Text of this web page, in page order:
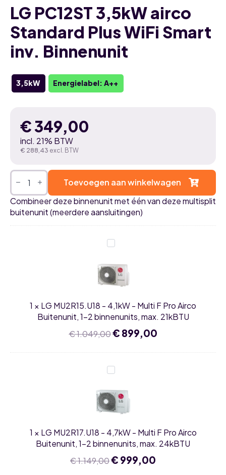
LG PC12ST 3,5kW airco
Standard Plus WiFi Smart
inv. Binnenunit
3,5kW Energielabel: A++
€349,00
incl. 21% BTW
€ 288,43 excl. BTW
LG
PC12ST
3,5kW
airco
Standard
Plus
Smart
Toevoegen aan winkelwagen
Combineer deze binnenunit met één van deze multisplit
buitenunit (meerdere aansluitingen)
LG
MU2R15.U18
4,1kW
-
Multi
Airco
Buitenunit,
1-
2
binnenunits,
21kBTU
1 × LG MU2R15.U18 - 4,1kW - Multi F Pro Airco
Buitenunit, 1-2 binnenunits, max. 21kBTU
€1.049,00Oorspronkelijke
was:
€ 1.049,00.
€ 899,00Huidige
is:
LG
MU2R17.U18
4,7kW
-
Multi
Airco
Buitenunit,
1-
2
binnenunits,
1 × LG MU2R17.U18 - 4,7kW - Multi F Pro Airco
Buitenunit, 1-2 binnenunits, max. 24kBTU
€1.149,00Oorspronkelijke
€ 999,00